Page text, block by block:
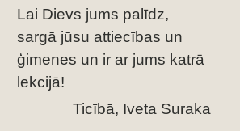
Lai Dievs jums palīdz,
sargā jūsu attiecības un
ģimenes un ir ar jums katrā
lekcijā!
Ticībā, Iveta Suraka